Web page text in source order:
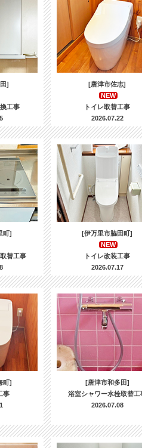
]
工事
[唐津市佐志]
NEW
トイレ取替工事
2026.07.22
町]
替工事
[伊万里市脇田町]
NEW
トイレ改装工事
2026.07.17
町]
事
[唐津市和多田]
浴室シャワー水栓取替工
2026.07.08